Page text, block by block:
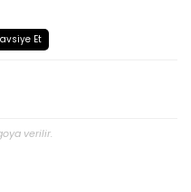
Et
verilir.